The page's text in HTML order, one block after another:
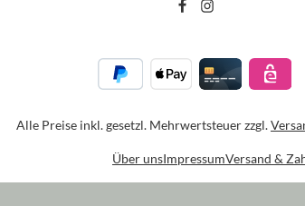
Alle Preise inkl. gesetzl. Mehrwertsteuer zzgl.
Über unsImpressumVersand &